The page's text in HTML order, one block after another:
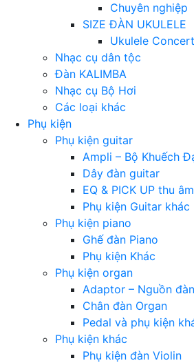
Chuyên nghiệp
SIZE ĐÀN UKULELE
Ukulele
Nhạc cụ dân tộc
Đàn KALIMBA
Nhạc cụ Bộ Hơi
Các loại khác
Phụ kiện
Phụ kiện guitar
Ampli – Bộ Khuếch
Dây đàn guitar
EQ & PICK UP thu âm
Phụ kiện Guitar khác
Phụ kiện piano
Ghế đàn Piano
Phụ kiện Khác
Phụ kiện organ
Adaptor – Nguồn
Chân đàn Organ
Pedal và phụ kiện
Phụ kiện khác
Phụ kiện đàn Violin